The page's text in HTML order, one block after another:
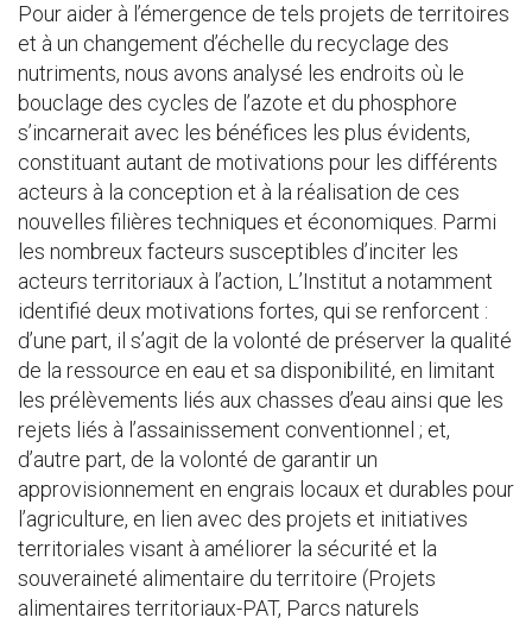
Pour aider à l’émergence de tels projets de territoires
et à un changement d’échelle du recyclage des
nutriments, nous avons analysé les endroits où le
bouclage des cycles de l’azote et du phosphore
s’incarnerait avec les bénéfices les plus évidents,
constituant autant de motivations pour les différents
acteurs à la conception et à la réalisation de ces
nouvelles filières techniques et économiques. Parmi
les nombreux facteurs susceptibles d’inciter les
acteurs territoriaux à l’action, L’Institut a notamment
identifié deux motivations fortes, qui se renforcent :
d’une part, il s’agit de la volonté de préserver la qualité
de la ressource en eau et sa disponibilité, en limitant
les prélèvements liés aux chasses d’eau ainsi que les
rejets liés à l’assainissement conventionnel ; et,
d’autre part, de la volonté de garantir un
approvisionnement en engrais locaux et durables pour
l’agriculture, en lien avec des projets et initiatives
territoriales visant à améliorer la sécurité et la
souveraineté alimentaire du territoire (Projets
alimentaires territoriaux-PAT, Parcs naturels